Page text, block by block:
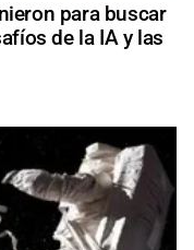
para buscar
de la IA y las